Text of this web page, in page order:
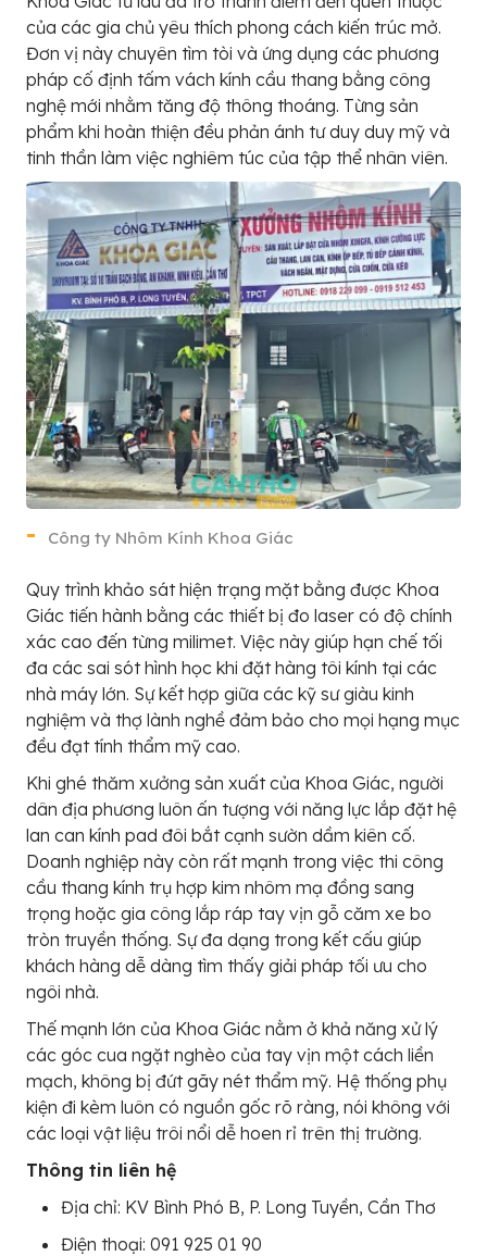
của các gia chủ yêu thích phong cách kiến trúc mở.
Đơn vị này chuyên tìm tòi và ứng dụng các phương
pháp cố định tấm vách kính cầu thang bằng công
nghệ mới nhằm tăng độ thông thoáng. Từng sản
phẩm khi hoàn thiện đều phản ánh tư duy duy mỹ và
tinh thần làm việc nghiêm túc của tập thể nhân viên.
Công ty Nhôm Kính Khoa Giác
Quy trình khảo sát hiện trạng mặt bằng được Khoa
Giác tiến hành bằng các thiết bị đo laser có độ chính
xác cao đến từng milimet. Việc này giúp hạn chế tối
đa các sai sót hình học khi đặt hàng tôi kính tại các
nhà máy lớn. Sự kết hợp giữa các kỹ sư giàu kinh
nghiệm và thợ lành nghề đảm bảo cho mọi hạng mục
đều đạt tính thẩm mỹ cao.
Khi ghé thăm xưởng sản xuất của Khoa Giác, người
dân địa phương luôn ấn tượng với năng lực lắp đặt hệ
lan can kính pad đôi bắt cạnh sườn dầm kiên cố.
Doanh nghiệp này còn rất mạnh trong việc thi công
cầu thang kính trụ hợp kim nhôm mạ đồng sang
trọng hoặc gia công lắp ráp tay vịn gỗ căm xe bo
tròn truyền thống. Sự đa dạng trong kết cấu giúp
khách hàng dễ dàng tìm thấy giải pháp tối ưu cho
ngôi nhà.
Thế mạnh lớn của Khoa Giác nằm ở khả năng xử lý
các góc cua ngặt nghèo của tay vịn một cách liền
mạch, không bị đứt gãy nét thẩm mỹ. Hệ thống phụ
kiện đi kèm luôn có nguồn gốc rõ ràng, nói không với
các loại vật liệu trôi nổi dễ hoen rỉ trên thị trường.
Thông tin liên hệ
Địa chỉ: KV Bình Phó B, P. Long Tuyền, Cần Thơ
Điện thoại: 091 925 01 90